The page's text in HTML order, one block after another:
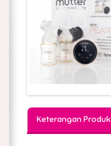
Keterangan Produk